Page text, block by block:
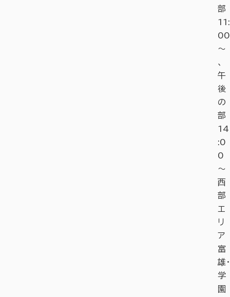
部
11:
00
～
、
午
後
の
部
14
:0
0
～
西
部
エ
リ
ア
富
雄・
学
園